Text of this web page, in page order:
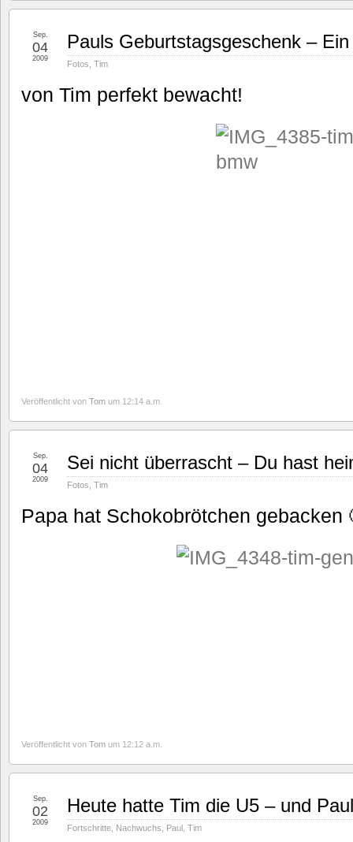
Pauls Geburtstagsgeschenk –
Fotos Tim
Sep.
04
2009
von Tim perfekt bewacht!
Veröffentlicht von Tom um 12:14 a.m.
Sei nicht überrascht – Du hast
Fotos Tim
Sep.
04
2009
Papa hat Schokobrötchen gebacken
Veröffentlicht von Tom um 12:12 a.m.
Heute hatte Tim die U5 – und
Fortschritte Nachwuchs Paul Tim
Sep.
02
2009